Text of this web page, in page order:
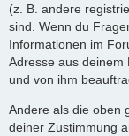
(z. B. andere
sind. Wenn du
Informationen im
Adresse aus deinem
und von ihm
Andere als die oben
deiner Zustimmung